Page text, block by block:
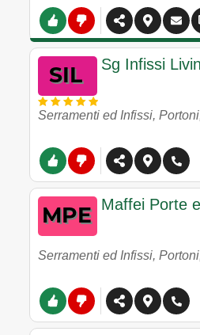
Sg Infissi
Serramenti ed Infissi,
Maffei Porte
Serramenti ed Infissi,